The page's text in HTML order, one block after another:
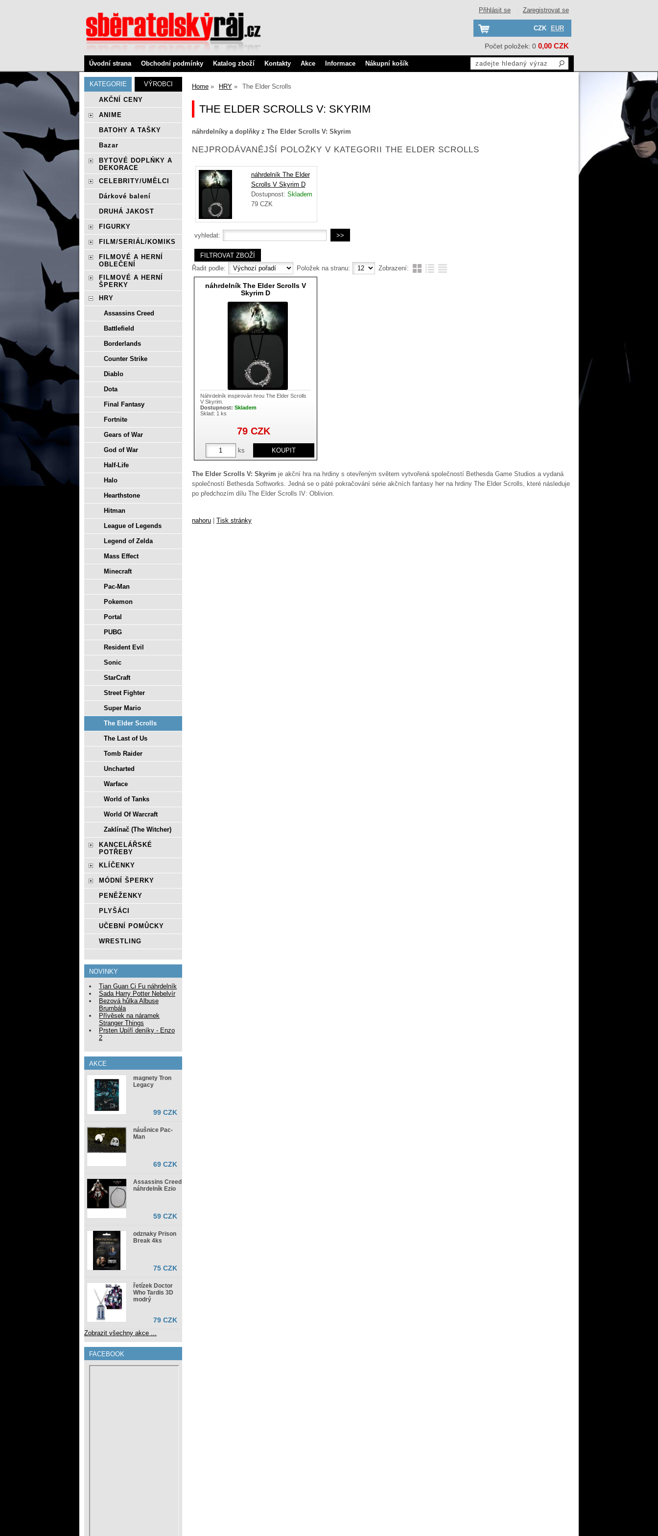
Počet položek: 0 0,00 CZK
CZK EUR
Přihlásit se Zaregistrovat se
Úvodní strana Obchodní podmínky Katalog zboží Kontakty Akce Informace Nákupní košík
Home HRY The Elder Scrolls
THE ELDER SCROLLS V: SKYRIM
náhrdelníky a doplňky z The Elder Scrolls V: Skyrim
NEJPRODÁVANĚJŠÍ POLOŽKY V KATEGORII THE ELDER SCROLLS
náhrdelník The Elder
Scrolls V Skyrim D
Dostupnost: Skladem
79 CZK
vyhledat:
Řadit podle: Položek na stranu: Zobrazení:
náhrdelník The Elder Scrolls V
Skyrim D
Náhrdelník inspirován hrou The Elder Scrolls
V Skyrim.
Dostupnost:Skladem
Sklad: 1 ks
ks
79CZK
The Elder Scrolls V: Skyrim je akční hra na hrdiny s otevřeným světem vytvořená společností Bethesda Game Studios a vydaná
společností Bethesda Softworks. Jedná se o páté pokračování série akčních fantasy her na hrdiny The Elder Scrolls, které následuje
po předchozím dílu The Elder Scrolls IV: Oblivion.
nahoru | Tisk stránky
KATEGORIE VÝROBCI
AKČNÍ CENY
ANIME
BATOHY A TAŠKY
Bazar
BYTOVÉ DOPLŃKY A
DEKORACE
CELEBRITY/UMĚLCI
Dárkové balení
DRUHÁ JAKOST
FIGURKY
FILM/SERIÁL/KOMIKS
FILMOVÉ A HERNÍ
OBLEČENÍ
FILMOVÉ A HERNÍ
ŠPERKY
HRY
Assassins Creed
Battlefield
Borderlands
Counter Strike
Diablo
Dota
Final Fantasy
Fortnite
Gears of War
God of War
Half-Life
Halo
Hearthstone
Hitman
League of Legends
Legend of Zelda
Mass Effect
Minecraft
Pac-Man
Pokemon
Portal
PUBG
Resident Evil
Sonic
StarCraft
Street Fighter
Super Mario
The Elder Scrolls
The Last of Us
Tomb Raider
Uncharted
Warface
World of Tanks
World Of Warcraft
Zaklínač (The Witcher)
KANCELÁŘSKÉ
POTŘEBY
KLÍČENKY
MÓDNÍ ŠPERKY
PENĚŽENKY
PLYŠÁCI
UČEBNÍ POMŮCKY
WRESTLING
NOVINKY
Tian Guan Ci Fu náhrdelník
Sada Harry Potter Nebelvír
Bezová hůlka Albuse
Brumbála
Přívěsek na náramek
Stranger Things
Prsten Upíří deníky - Enzo
2
AKCE
magnety Tron
Legacy
99 CZK
náušnice Pac-
Man
69 CZK
Assassins Creed
náhrdelník Ezio
59 CZK
odznaky Prison
Break 4ks
75 CZK
řetízek Doctor
Who Tardis 3D
modrý
79 CZK
Zobrazit všechny akce ...
FACEBOOK